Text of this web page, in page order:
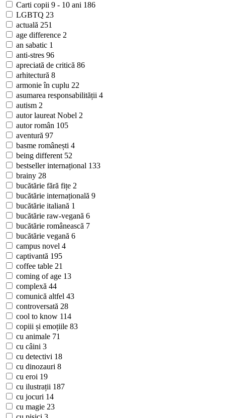
Carti copii 9 - 10 ani 186
LGBTQ 23
actuală 251
age difference 2
an sabatic 1
anti-stres 96
apreciată de critică 86
arhitectură 8
armonie în cuplu 22
asumarea responsabilității 4
autism 2
autor laureat Nobel 2
autor român 105
aventură 97
basme românești 4
being different 52
bestseller internațional 133
brainy 28
bucătărie fără fițe 2
bucătărie internațională 9
bucătărie italiană 1
bucătărie raw-vegană 6
bucătărie românească 7
bucătărie vegană 6
campus novel 4
captivantă 195
coffee table 21
coming of age 13
complexă 44
comunică altfel 43
controversată 28
cool to know 114
copiii și emoțiile 83
cu animale 71
cu câini 3
cu detectivi 18
cu dinozauri 8
cu eroi 19
cu ilustrații 187
cu jocuri 14
cu magie 23